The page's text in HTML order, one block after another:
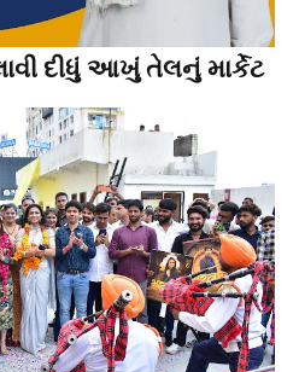
દીધું આખું તેલનું માર્કેટ